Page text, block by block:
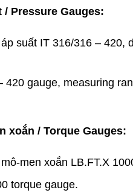
Pressure Gauges:
suất IT 316/316 – 420,
420 gauge, measuring
xoắn / Torque Gauges:
men xoắn LB.FT.X
torque gauge.